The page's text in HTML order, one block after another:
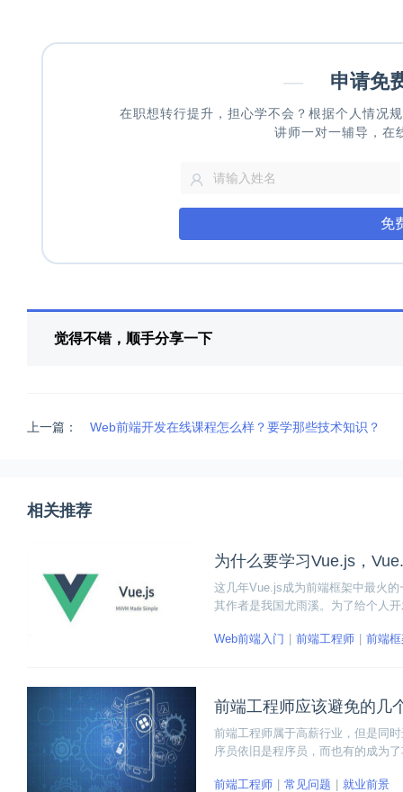
— 申请免
在职想转行提升，担心学不会？根据个人情况
讲师一对一辅导，在
免
觉得不错，顺手分享一下
上一篇： Web前端开发在线课程怎么样？要学那些技术知识？
相关推荐
为什么要学习Vue.js，
这几年Vue.js成为前端框架中最火
其作者是我国尤雨溪。为了给个人
Web前端入门 前端工程师 前端
前端工程师应该避免的几
前端工程师属于高薪行业，但是同
序员依旧是程序员，而也有的成为
前端工程师
常见问题 就业前景